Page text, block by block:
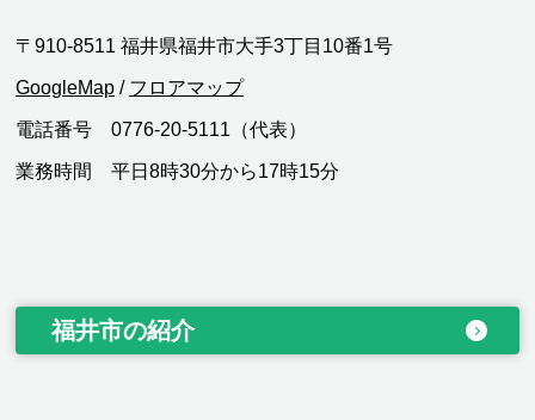
〒910-8511 福井県福井市大手3丁目10番1号
GoogleMap / フロアマップ
電話番号 0776-20-5111（代表）
業務時間 平日8時30分から17時15分
福井市の紹介